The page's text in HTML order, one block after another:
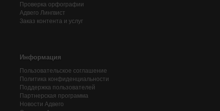
Проверка орфографии
Адвего Лингвист
Заказ контента и услуг
Информация
Пользовательское соглашение
Политика конфиденциальности
Поддержка пользователей
Партнерская программа
Новости Адвего